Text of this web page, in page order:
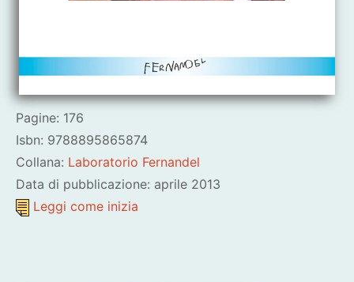
Pagine: 176
Isbn: 9788895865874
Collana: Laboratorio Fernandel
Data di pubblicazione: aprile 2013
Leggi come inizia